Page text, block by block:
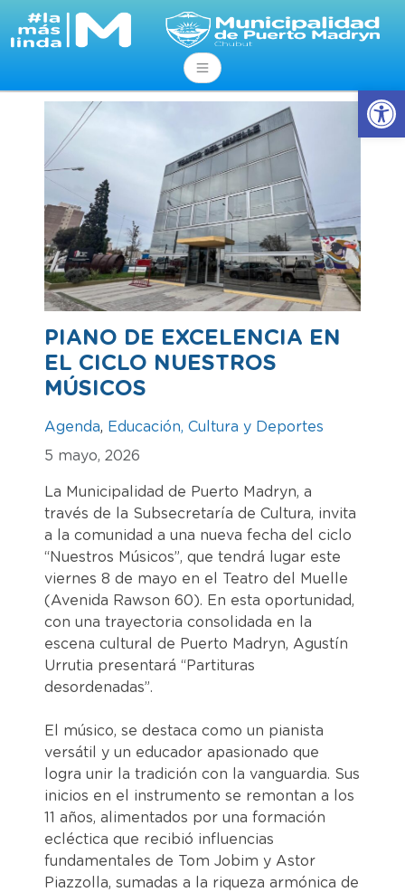
Abrir
PIANO DE EXCELENCIA EN
EL CICLO NUESTROS
MÚSICOS
Agenda, Educación, Cultura y Deportes
5 mayo, 2026
La Municipalidad de Puerto Madryn, a
través de la Subsecretaría de Cultura, invita
a la comunidad a una nueva fecha del ciclo
“Nuestros Músicos”, que tendrá lugar este
viernes 8 de mayo en el Teatro del Muelle
(Avenida Rawson 60). En esta oportunidad,
con una trayectoria consolidada en la
escena cultural de Puerto Madryn, Agustín
Urrutia presentará “Partituras
desordenadas”.
El músico, se destaca como un pianista
versátil y un educador apasionado que
logra unir la tradición con la vanguardia. Sus
inicios en el instrumento se remontan a los
11 años, alimentados por una formación
ecléctica que recibió influencias
fundamentales de Tom Jobim y Astor
Piazzolla, sumadas a la riqueza armónica de